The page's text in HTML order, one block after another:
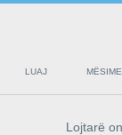
LUAJ
Lojtarë